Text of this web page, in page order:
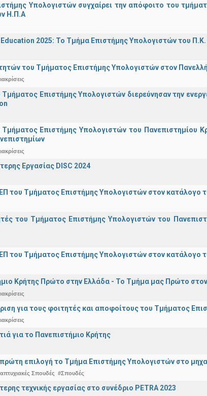
Υπολογιστών συγχαίρει την απόφοιτο του
Η.Π.Α
2025: Το Τμήμα Επιστήμης Υπολογιστών του Π.Κ.
του Τμήματος Επιστήμης Υπολογιστών στον
Τμήματος Επιστήμης Υπολογιστών διερεύνησαν την
Τμήματος Επιστήμης Υπολογιστών του Πανεπιστημίου
Εργασίας DISC 2024
του Τμήματος Επιστήμης Υπολογιστών στον κατάλογο
του Τμήματος Επιστήμης Υπολογιστών του
του Τμήματος Επιστήμης Υπολογιστών στον κατάλογο
Κρήτης Πρώτο στην Ελλάδα - Το Τμήμα μας Πρώτο
για τους φοιτητές και αποφοίτους του Τμήματος
για το Πανεπιστήμιο Κρήτης
πρώτη επιλογή το Τμήμα Επιστήμης Υπολογιστών στο
Σπουδές #Σπουδές
τεχνικής εργασίας στο συνέδριο PETRA 2023